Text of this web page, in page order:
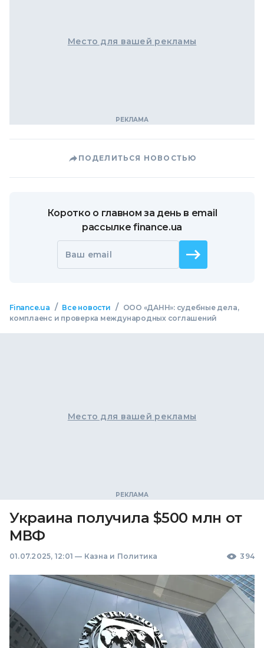
Место для вашей рекламы
ПОДЕЛИТЬСЯ НОВОСТЬЮ
Коротко о главном за день в email
рассылке finance.ua
Ваш email
Finance.ua / Все новости /
ООО «ДАНН»: судебные дела,
комплаенс и проверка международных соглашений
Место для вашей рекламы
Украина получила $500 млн от
МВФ
01.07.2025, 12:01 — Казна и Политика 394